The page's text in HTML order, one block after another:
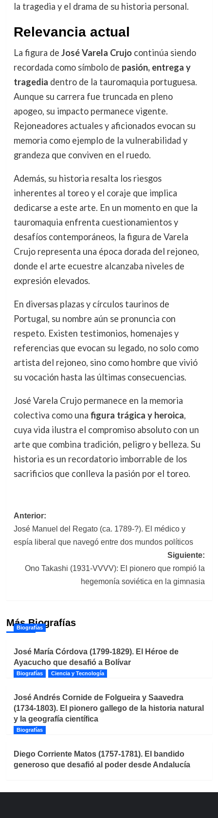
la tragedia y el drama de su historia personal.
Relevancia actual
La figura de José Varela Crujocontinúa siendo
recordada como símbolo de pasión, entrega y
tragedia dentro de la tauromaquia portuguesa.
Aunque su carrera fue truncada en pleno
apogeo, su impacto permanece vigente.
Rejoneadores actuales y aficionados evocan su
memoria como ejemplo de la vulnerabilidad y
grandeza que conviven en el ruedo.
Además, su historia resalta los riesgos
inherentes al toreo y el coraje que implica
dedicarse a este arte. En un momento en que la
tauromaquia enfrenta cuestionamientos y
desafíos contemporáneos, la figura de Varela
Crujo representa una época dorada del rejoneo,
donde el arte ecuestre alcanzaba niveles de
expresión elevados.
En diversas plazas y círculos taurinos de
Portugal, su nombre aún se pronuncia con
respeto. Existen testimonios, homenajes y
referencias que evocan su legado, no solo como
artista del rejoneo, sino como hombre que vivió
su vocación hasta las últimas consecuencias.
José Varela Crujo permanece en la memoria
colectiva como una figura trágica y heroica,
cuya vida ilustra el compromiso absoluto con un
arte que combina tradición, peligro y belleza. Su
historia es un recordatorio imborrable de los
sacrificios que conlleva la pasión por el toreo.
Navegación
de
Anterior:
José Manuel del Regato (ca. 1789-?). El médico y
espía liberal que navegó entre dos mundos políticos
Siguiente:
Ono Takashi (1931-VVVV): El pionero que rompió la
hegemonía soviética en la gimnasia
Más Biografías
Biografías
José María Córdova (1799-1829). El Héroe de
Ayacucho que desafió a Bolívar
Biografías Ciencia y Tecnología
José Andrés Cornide de Folgueira y Saavedra
(1734-1803). El pionero gallego de la historia natural
y la geografía científica
Biografías
Diego Corriente Matos (1757-1781). El bandido
generoso que desafió al poder desde Andalucía